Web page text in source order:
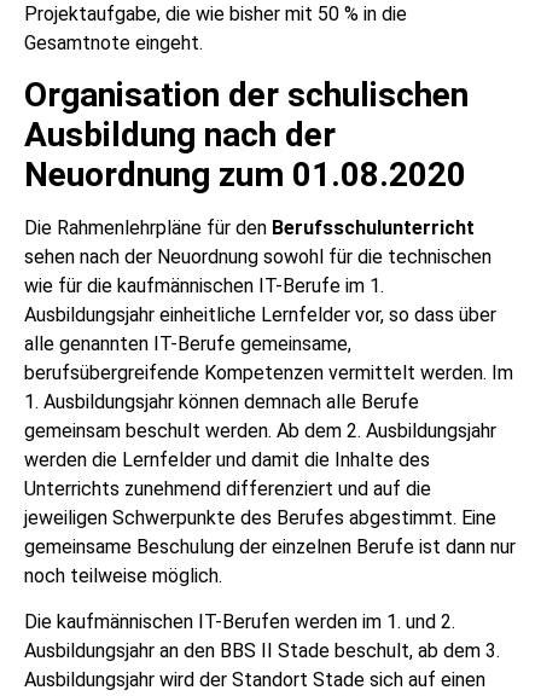
Projektaufgabe, die wie bisher mit 50 % in die
Gesamtnote eingeht.
Organisation der schulischen
Ausbildung nach der
Neuordnung zum 01.08.2020
Die Rahmenlehrpläne für den Berufsschulunterricht
sehen nach der Neuordnung sowohl für die technischen
wie für die kaufmännischen IT-Berufe im 1.
Ausbildungsjahr einheitliche Lernfelder vor, so dass über
alle genannten IT-Berufe gemeinsame,
berufsübergreifende Kompetenzen vermittelt werden. Im
1. Ausbildungsjahr können demnach alle Berufe
gemeinsam beschult werden. Ab dem 2. Ausbildungsjahr
werden die Lernfelder und damit die Inhalte des
Unterrichts zunehmend differenziert und auf die
jeweiligen Schwerpunkte des Berufes abgestimmt. Eine
gemeinsame Beschulung der einzelnen Berufe ist dann nur
noch teilweise möglich.
Die kaufmännischen IT-Berufen werden im 1. und 2.
Ausbildungsjahr an den BBS II Stade beschult, ab dem 3.
Ausbildungsjahr wird der Standort Stade sich auf einen